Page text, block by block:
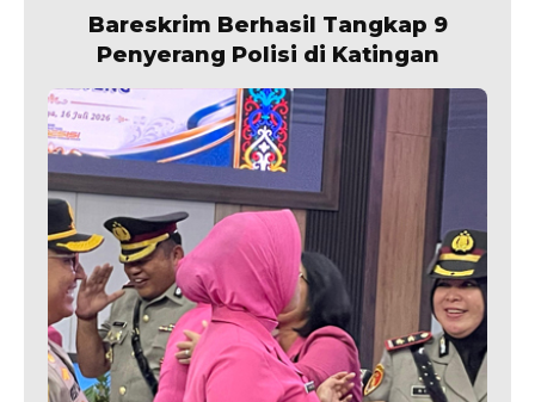
Bareskrim Berhasil Tangkap 9
Penyerang Polisi di Katingan